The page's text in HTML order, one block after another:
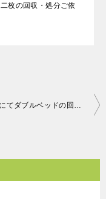
枚の回収・処分ご依
山梨市にてダブルベッドの回収処分 お客様の声